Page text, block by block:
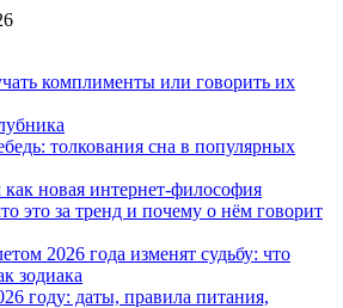
комплименты или говорить их
толкования сна в популярных
новая интернет-философия
это за тренд и почему о нём говорит
2026 года изменят судьбу: что
зодиака
году: даты, правила питания,